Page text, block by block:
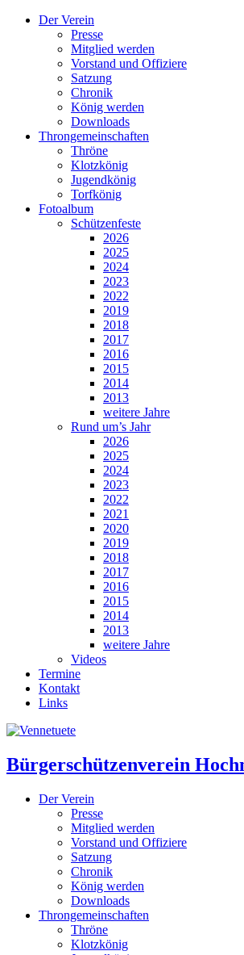
Der Verein
Presse
Mitglied werden
Vorstand und Offiziere
Satzung
Chronik
König werden
Downloads
Throngemeinschaften
Thröne
Klotzkönig
Jugendkönig
Torfkönig
Fotoalbum
Schützenfeste
2026
2025
2024
2023
2022
2019
2018
2017
2016
2015
2014
2013
weitere Jahre
Rund um’s Jahr
2026
2025
2024
2023
2022
2021
2020
2019
2018
2017
2016
2015
2014
2013
weitere Jahre
Videos
Termine
Kontakt
Links
Bürgerschützenverein
Der Verein
Presse
Mitglied werden
Vorstand und Offiziere
Satzung
Chronik
König werden
Downloads
Throngemeinschaften
Thröne
Klotzkönig